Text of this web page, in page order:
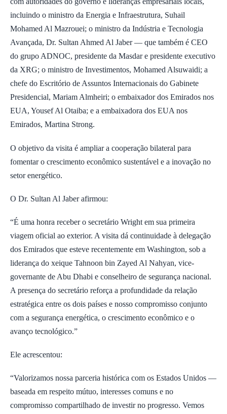
incluindo o ministro da Energia e Infraestrutura, Suhail
Mohamed Al Mazrouei; o ministro da Indústria e Tecnologia
Avançada, Dr. Sultan Ahmed Al Jaber — que também é CEO
do grupo ADNOC, presidente da Masdar e presidente executivo
da XRG; o ministro de Investimentos, Mohamed Alsuwaidi; a
chefe do Escritório de Assuntos Internacionais do Gabinete
Presidencial, Mariam Almheiri; o embaixador dos Emirados nos
EUA, Yousef Al Otaiba; e a embaixadora dos EUA nos
Emirados, Martina Strong.
O objetivo da visita é ampliar a cooperação bilateral para
fomentar o crescimento econômico sustentável e a inovação no
setor energético.
O Dr. Sultan Al Jaber afirmou:
“É uma honra receber o secretário Wright em sua primeira
viagem oficial ao exterior. A visita dá continuidade à delegação
dos Emirados que esteve recentemente em Washington, sob a
liderança do xeique Tahnoon bin Zayed Al Nahyan, vice-
governante de Abu Dhabi e conselheiro de segurança nacional.
A presença do secretário reforça a profundidade da relação
estratégica entre os dois países e nosso compromisso conjunto
com a segurança energética, o crescimento econômico e o
avanço tecnológico.”
Ele acrescentou:
“Valorizamos nossa parceria histórica com os Estados Unidos —
baseada em respeito mútuo, interesses comuns e no
compromisso compartilhado de investir no progresso. Vemos